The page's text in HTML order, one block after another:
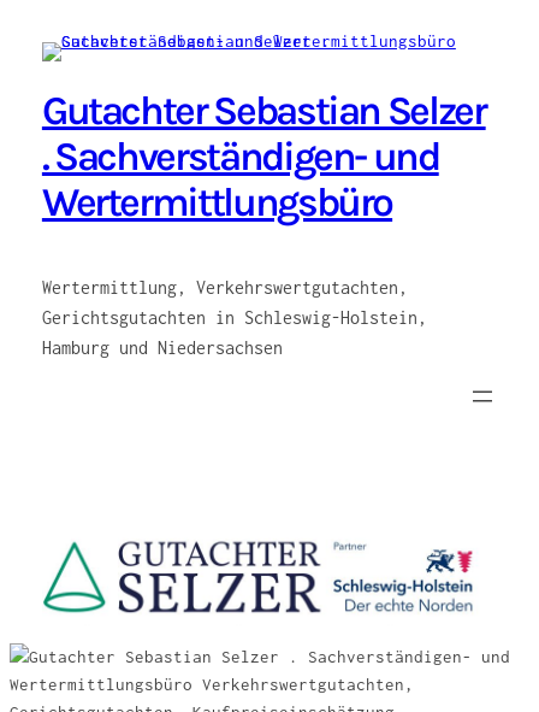
Inhalt
Gutachter Sebastian Selzer
. Sachverständigen- und
Wertermittlungsbüro
Wertermittlung, Verkehrswertgutachten,
Gerichtsgutachten in Schleswig-Holstein,
Hamburg und Niedersachsen